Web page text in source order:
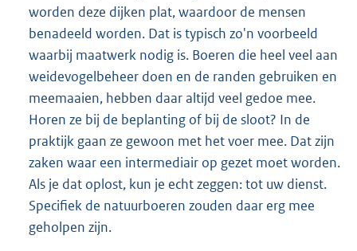
worden deze dijken plat, waardoor de mensen
benadeeld worden. Dat is typisch zo'n voorbeeld
waarbij maatwerk nodig is. Boeren die heel veel aan
weidevogelbeheer doen en de randen gebruiken en
meemaaien, hebben daar altijd veel gedoe mee.
Horen ze bij de beplanting of bij de sloot? In de
praktijk gaan ze gewoon met het voer mee. Dat zijn
zaken waar een intermediair op gezet moet worden.
Als je dat oplost, kun je echt zeggen: tot uw dienst.
Specifiek de natuurboeren zouden daar erg mee
geholpen zijn.